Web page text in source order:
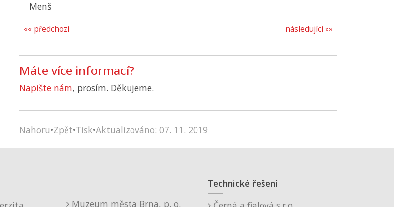
Menš
následující »»
«« předchozí
Máte více informací?
Napište nám, prosím. Děkujeme.
Nahoru•Zpět•Tisk•Aktualizováno: 07. 11. 2019
Muzeum města Brna, p. o.
Technické řešení